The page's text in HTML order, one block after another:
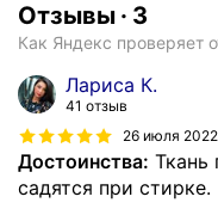
Отзывы · 3
Как Яндекс проверяет
Лариса К.
41 отзыв
26 июля 2022
Достоинства: Ткань
садятся при стирке.